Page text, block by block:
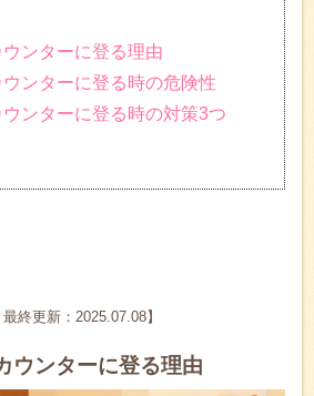
ンターに登る理由
ンターに登る時の危険性
ンターに登る時の対策3つ
更新：2025.07.08】
ウンターに登る理由